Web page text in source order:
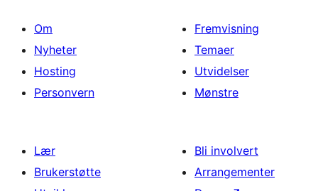
Om
Nyheter
Hosting
Personvern
Fremvisning
Temaer
Utvidelser
Mønstre
Lær
Brukerstøtte
Bli involvert
Arrangementer